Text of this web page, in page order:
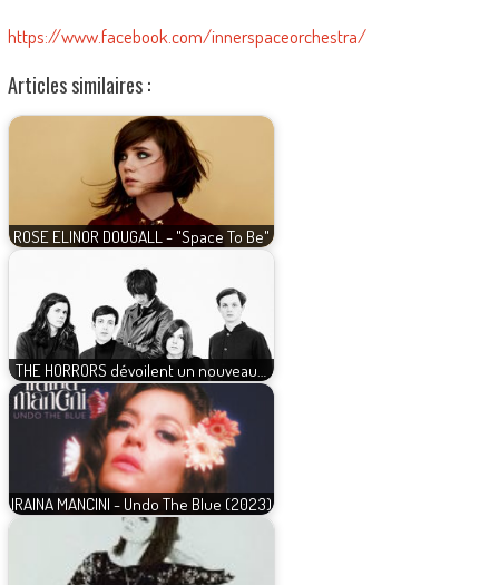
https://www.facebook.com/innerspaceorchestra/
Articles similaires :
ROSE ELINOR DOUGALL - "Space To Be"
THE HORRORS dévoilent un nouveau…
IRAINA MANCINI - Undo The Blue (2023)